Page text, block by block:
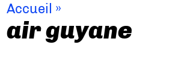
Accueil »
air guyane